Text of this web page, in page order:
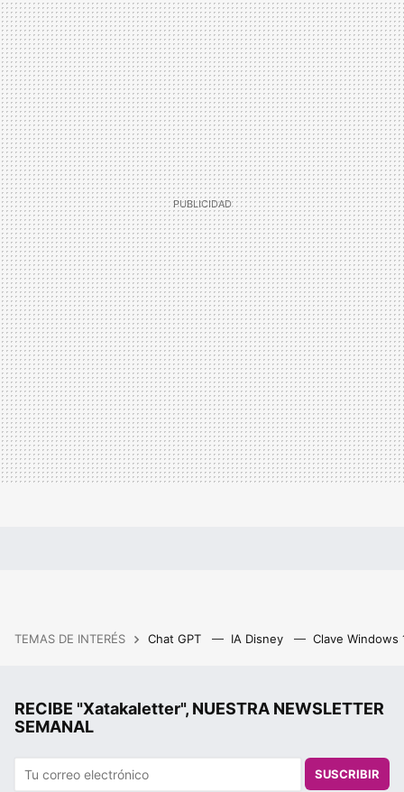
TEMAS DE INTERÉS Chat GPT IA Disney Clave Windows
RECIBE "Xatakaletter", NUESTRA NEWSLETTER
SEMANAL
SUSCRIBIR